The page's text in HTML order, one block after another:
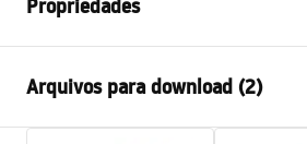
Propriedades
Materiais
Plástico,
Método de instalação
Arquivos para download (2)